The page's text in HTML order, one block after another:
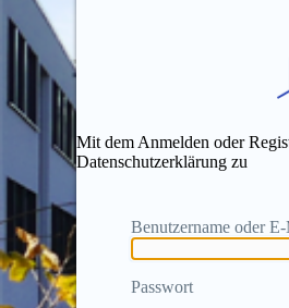
Mit dem Anmelden oder
Datenschutzerklärung zu
Benutzername oder
Passwort